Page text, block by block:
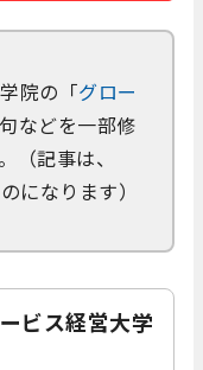
院の「グロー
などを一部修
（記事は、
になります）
ビス経営大学